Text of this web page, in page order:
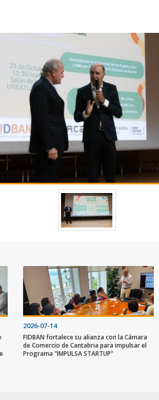
2026-07-14
FIDBAN fortalece su alianza con la Cámara
de Comercio de Cantabria para impulsar el
Programa "IMPULSA STARTUP"